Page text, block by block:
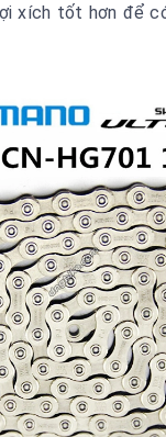
xích tốt hơn để